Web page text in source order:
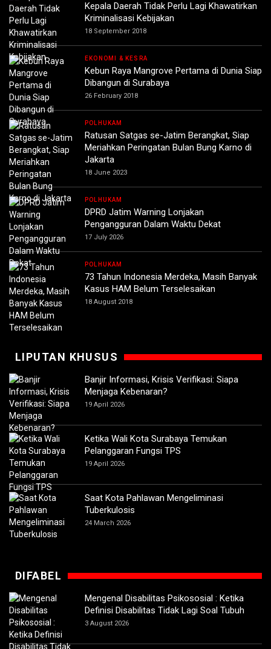
Kepala Daerah Tidak Perlu Lagi Khawatirkan
Kriminalisasi Kebijakan
18 September 2018
EKONOMI & KESRA
Kebun Raya Mangrove Pertama di Dunia Siap
Dibangun di Surabaya
26 February 2018
POLHUKAM
Ratusan Satgas se-Jatim Berangkat, Siap
Meriahkan Peringatan Bulan Bung Karno di
Jakarta
18 June 2023
POLHUKAM
DPRD Jatim Warning Lonjakan
Pengangguran Dalam Waktu Dekat
17 July 2026
POLHUKAM
73 Tahun Indonesia Merdeka, Masih Banyak
Kasus HAM Belum Terselesaikan
18 August 2018
LIPUTAN KHUSUS
Banjir Informasi, Krisis Verifikasi: Siapa
Menjaga Kebenaran?
19 April 2026
Ketika Wali Kota Surabaya Temukan
Pelanggaran Fungsi TPS
19 April 2026
Saat Kota Pahlawan Mengeliminasi
Tuberkulosis
24 March 2026
DIFABEL
Mengenal Disabilitas Psikososial : Ketika
Definisi Disabilitas Tidak Lagi Soal Tubuh
3 August 2026